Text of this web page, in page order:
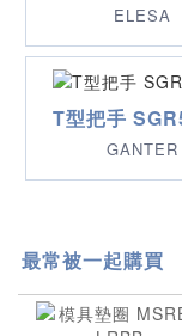
ELESA
T型把手
GANTER
最常被一起購買